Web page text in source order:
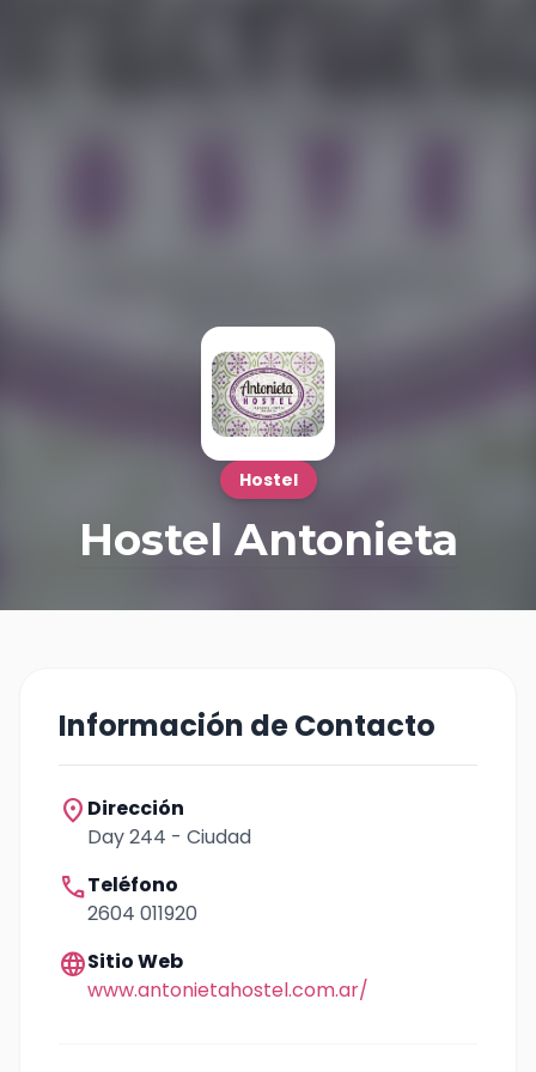
Hostel
Hostel Antonieta
Información de Contacto
location_on Dirección
Day 244 - Ciudad
callTeléfono
2604 011920
languageSitio Web
www.antonietahostel.com.ar/